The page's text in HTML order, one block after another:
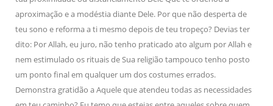
aproximação e a modéstia diante Dele. Por que não desperta de
teu sono e reforma a ti mesmo depois de teu tropeço? Devias ter
dito: Por Allah, eu juro, não tenho praticado ato algum por Allah e
nem estimulado os rituais de Sua religião tampouco tenho posto
um ponto final em qualquer um dos costumes errados.
Demonstra gratidão a Aquele que atendeu todas as necessidades